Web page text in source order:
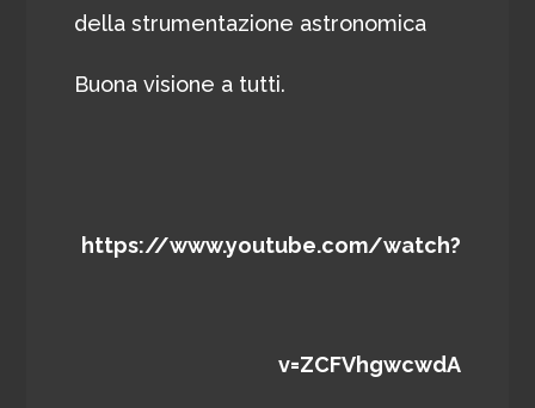
della strumentazione astronomica
Buona visione a tutti.
https://www.youtube.com/watch?
v=ZCFVhgwcwdA